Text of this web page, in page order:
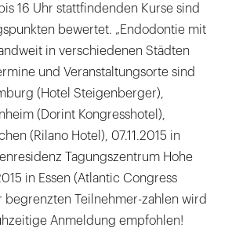
16 Uhr stattfindenden Kurse sind
bewertet. „Endodontie mit
in verschiedenen Städten
und Veranstaltungsorte sind
(Hotel Steigenberger),
(Dorint Kongresshotel),
(Rilano Hotel), 07.11.2015 in
Tagungszentrum Hohe
in Essen (Atlantic Congress
begrenzten Teilnehmer-zahlen wird
Anmeldung empfohlen!